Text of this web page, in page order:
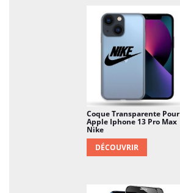
Coque Transparente Pour
Apple Iphone 13 Pro Max
Nike
DÉCOUVRIR